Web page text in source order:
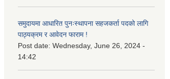
समुदायमा आधारित पुनःस्थापना सहजकर्ता पदको लागि
पाठ्यक्रम र आवेदन फाराम !
Post date: Wednesday, June 26, 2024 -
14:42